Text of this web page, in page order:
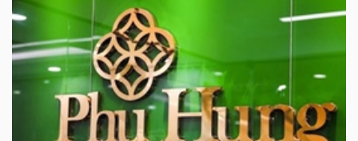
DỊCH
VỤ
TRUYỀN
THÔNG